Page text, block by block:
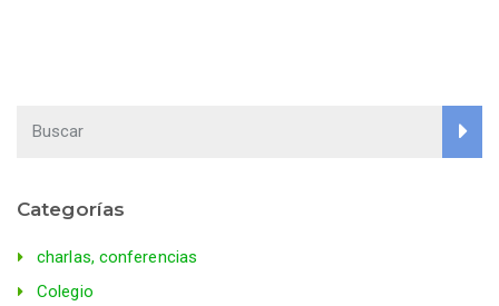
Categorías
charlas, conferencias
Colegio